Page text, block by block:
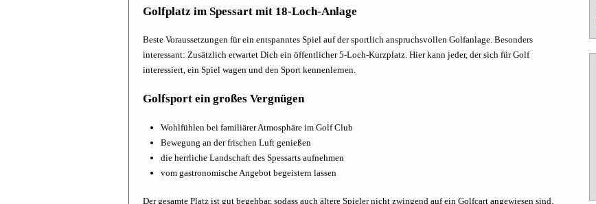
Golfplatz im Spessart mit 18-Loch-Anlage
Beste Voraussetzungen für ein entspanntes Spiel auf der sportlich anspruchsvollen Golfanlage. Besonders
interessant: Zusätzlich erwartet Dich ein öffentlicher 5-Loch-Kurzplatz. Hier kann jeder, der sich für Golf
interessiert, ein Spiel wagen und den Sport kennenlernen.
Golfsport ein großes Vergnügen
Wohlfühlen bei familiärer Atmosphäre im Golf Club
Bewegung an der frischen Luft genießen
die herrliche Landschaft des Spessarts aufnehmen
vom gastronomische Angebot begeistern lassen
Der gesamte Platz ist gut begehbar, sodass auch ältere Spieler nicht zwingend auf ein Golfcart angewiesen sind.